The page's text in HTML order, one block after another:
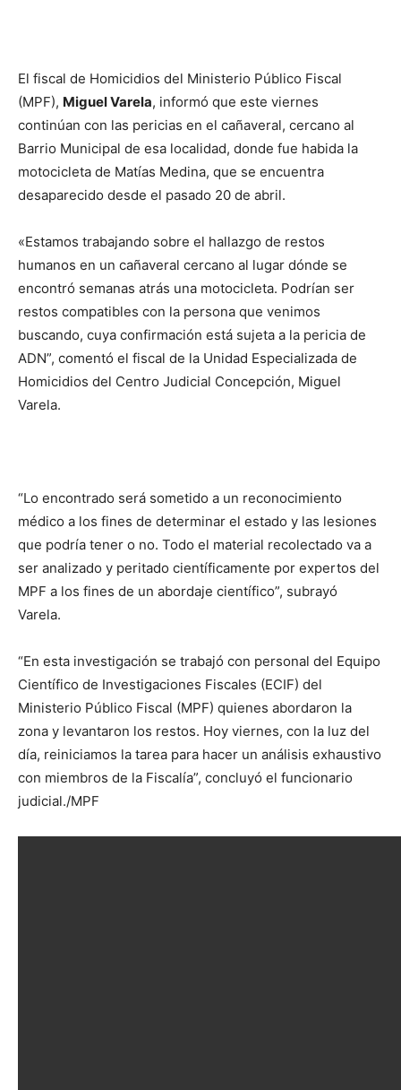
El fiscal de Homicidios del Ministerio Público Fiscal
(MPF), Miguel Varela, informó que este viernes
continúan con las pericias en el cañaveral, cercano al
Barrio Municipal de esa localidad, donde fue habida la
motocicleta de Matías Medina, que se encuentra
desaparecido desde el pasado 20 de abril.
«Estamos trabajando sobre el hallazgo de restos
humanos en un cañaveral cercano al lugar dónde se
encontró semanas atrás una motocicleta. Podrían ser
restos compatibles con la persona que venimos
buscando, cuya confirmación está sujeta a la pericia de
ADN”, comentó el fiscal de la Unidad Especializada de
Homicidios del Centro Judicial Concepción, Miguel
Varela.
“Lo encontrado será sometido a un reconocimiento
médico a los fines de determinar el estado y las lesiones
que podría tener o no. Todo el material recolectado va a
ser analizado y peritado científicamente por expertos del
MPF a los fines de un abordaje científico”, subrayó
Varela.
“En esta investigación se trabajó con personal del Equipo
Científico de Investigaciones Fiscales (ECIF) del
Ministerio Público Fiscal (MPF) quienes abordaron la
zona y levantaron los restos. Hoy viernes, con la luz del
día, reiniciamos la tarea para hacer un análisis exhaustivo
con miembros de la Fiscalía”, concluyó el funcionario
judicial./MPF